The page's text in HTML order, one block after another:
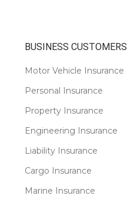
BUSINESS CUSTOMERS
Motor Vehicle Insurance
Personal Insurance
Property Insurance
Engineering Insurance
Liability Insurance
Cargo Insurance
Marine Insurance